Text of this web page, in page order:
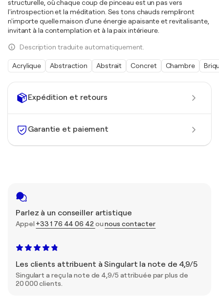
Expédition et retours
Garantie et paiement
Parlez à un conseiller artistique
Appel +33 1 76 44 06 42 ounous contacter
Les clients attribuent à Singulart la note de 4,9/5
Singulart a reçu la note de 4,9/5 attribuée par plus de
20 000 clients.
structurelle, où chaque coup de pinceau est un pas vers
l'introspection et la méditation. Ses tons chauds rempliront
n'importe quelle maison d'une énergie apaisante et revitalisante,
invitant à la contemplation et à la paix intérieure.
Description traduite automatiquement.
Acrylique Abstraction Abstrait Concret Chambre